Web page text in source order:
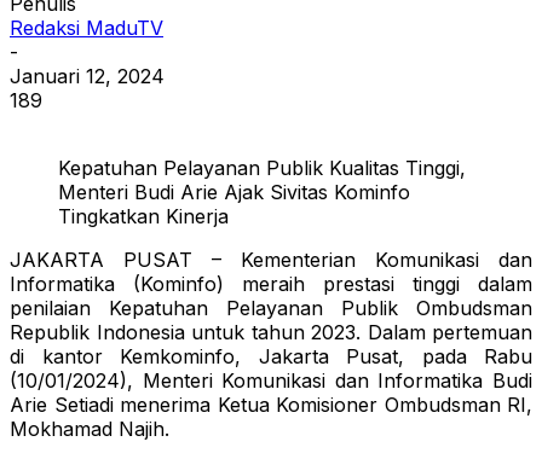
Redaksi MaduTV
-
Januari 12, 2024
189
Kepatuhan Pelayanan Publik Kualitas Tinggi,
Menteri Budi Arie Ajak Sivitas Kominfo
Tingkatkan Kinerja
JAKARTA PUSAT – Kementerian Komunikasi dan
Informatika (Kominfo) meraih prestasi tinggi dalam
penilaian Kepatuhan Pelayanan Publik Ombudsman
Republik Indonesia untuk tahun 2023. Dalam pertemuan
di kantor Kemkominfo, Jakarta Pusat, pada Rabu
(10/01/2024), Menteri Komunikasi dan Informatika Budi
Arie Setiadi menerima Ketua Komisioner Ombudsman RI,
Mokhamad Najih.